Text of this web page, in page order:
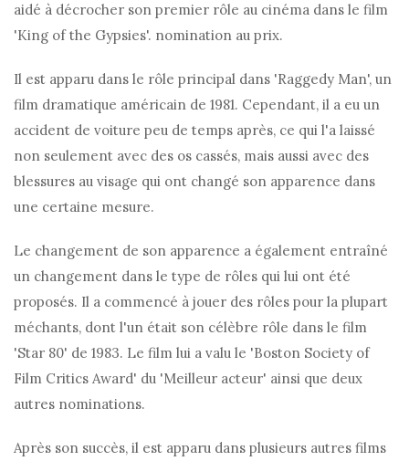
aidé à décrocher son premier rôle au cinéma dans le film
'King of the Gypsies'. nomination au prix.
Il est apparu dans le rôle principal dans 'Raggedy Man', un
film dramatique américain de 1981. Cependant, il a eu un
accident de voiture peu de temps après, ce qui l'a laissé
non seulement avec des os cassés, mais aussi avec des
blessures au visage qui ont changé son apparence dans
une certaine mesure.
Le changement de son apparence a également entraîné
un changement dans le type de rôles qui lui ont été
proposés. Il a commencé à jouer des rôles pour la plupart
méchants, dont l'un était son célèbre rôle dans le film
'Star 80' de 1983. Le film lui a valu le 'Boston Society of
Film Critics Award' du 'Meilleur acteur' ainsi que deux
autres nominations.
Après son succès, il est apparu dans plusieurs autres films